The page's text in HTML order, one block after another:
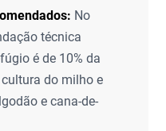
No
técnica
é de 10% da
do milho e
e cana-de-